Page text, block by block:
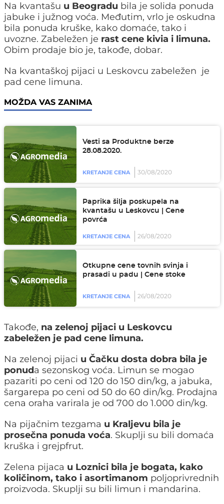
Na kvantašu u Beogradu bila je solida ponuda
jabuke i južnog voća. Međutim, vrlo je oskudna
bila ponuda kruške, kako domaće, tako i
uvozne. Zabeležen je rast cene kivia i limuna.
Obim prodaje bio je, takođe, dobar.
Na kvantaškoj pijaci u Leskovcu zabeležen je
pad cene limuna.
MOŽDA VAS ZANIMA
Vesti sa Produktne berze
28.08.2020.
KRETANJE CENA 30/08/2020
Paprika šilja poskupela na
kvantašu u Leskovcu | Cene
povrća
KRETANJE CENA 26/08/2020
Otkupne cene tovnih svinja i
prasadi u padu | Cene stoke
KRETANJE CENA 26/08/2020
Takođe, na zelenoj pijaci u Leskovcu
zabeležen je pad cene limuna.
Na zelenoj pijaci u Čačku dosta dobra bila je
ponuda sezonskog voća. Limun se mogao
pazariti po ceni od 120 do 150 din/kg, a jabuka,
šargarepa po ceni od 50 do 60 din/kg. Prodajna
cena oraha varirala je od 700 do 1.000 din/kg.
Na pijačnim tezgama u Kraljevu bila je
prosečna ponuda voća. Skuplji su bili domaća
kruška i grejpfrut.
Zelena pijaca u Loznici bila je bogata, kako
količinom, tako i asortimanom poljoprivrednih
proizvoda. Skuplji su bili limun i mandarina.